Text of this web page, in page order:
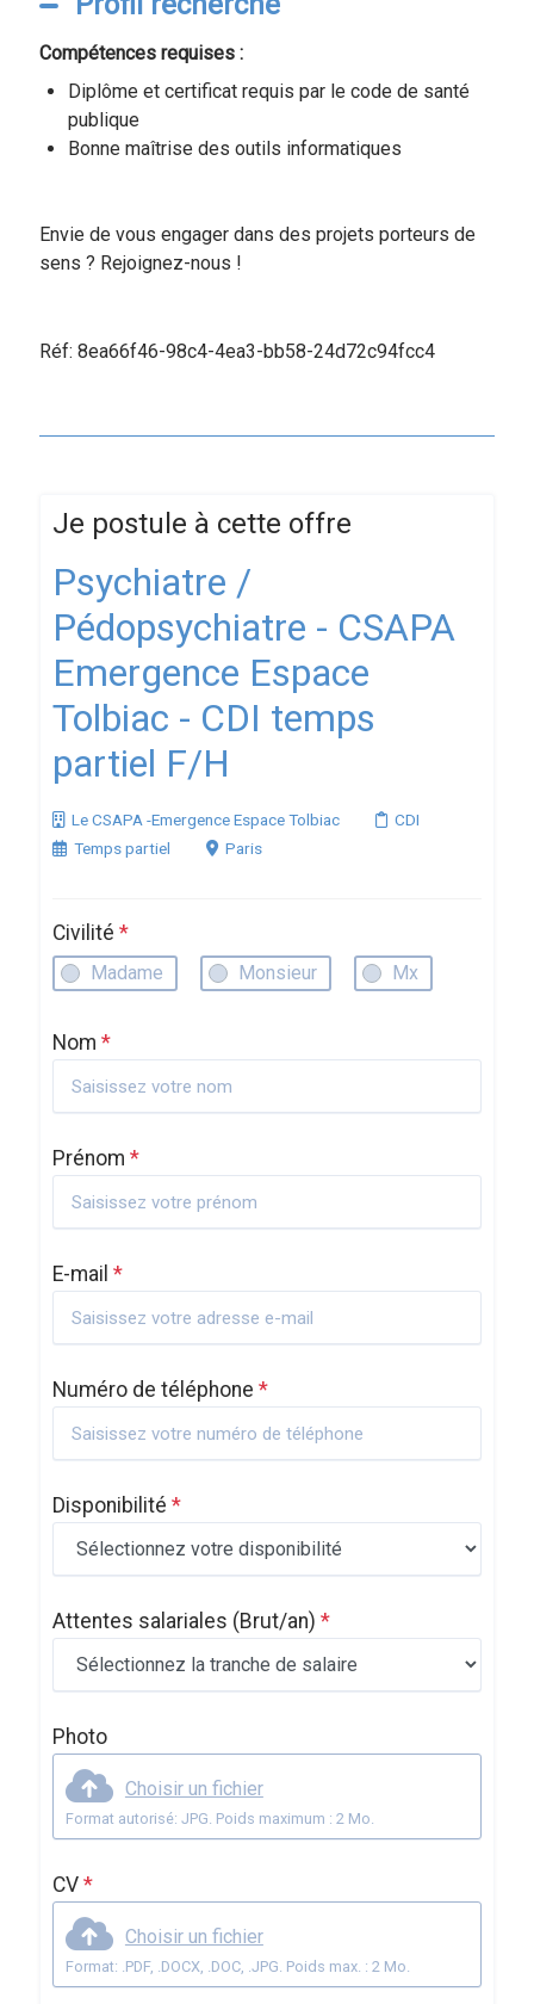
Compétences requises :
Diplôme et certificat requis par le code de santé
publique
Bonne maîtrise des outils informatiques
Envie de vous engager dans des projets porteurs de
sens ? Rejoignez-nous !
Réf: 8ea66f46-98c4-4ea3-bb58-24d72c94fcc4
Je postule à cette offre
Psychiatre /
Pédopsychiatre - CSAPA
Emergence Espace
Tolbiac - CDI temps
partiel F/H
Le CSAPA -Emergence Espace Tolbiac
CDI
Temps partiel
Paris
Civilité *
Madame Monsieur Mx
Nom *
Prénom *
E-mail *
Numéro de téléphone *
Disponibilité *
Attentes salariales (Brut/an) *
Photo
Choisir un fichier
Format autorisé: JPG. Poids maximum : 2 Mo.
CV *
Choisir un fichier
Format: .PDF, .DOCX, .DOC, .JPG. Poids max. : 2 Mo.